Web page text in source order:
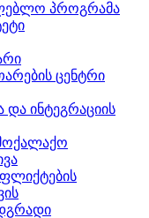
პროგრამა
ცენტრი
და ინტეგრაციის